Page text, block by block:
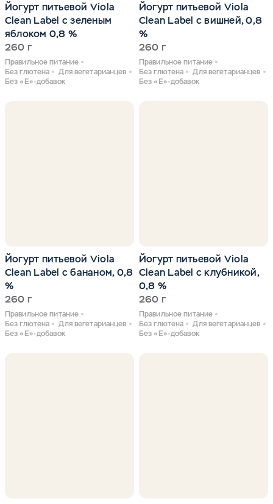
Йогурт питьевой Viola
Clean Label с зеленым
яблоком 0,8 %
260 г
Правильное питание
Без глютена
Для вегетарианцев
Без «Е»-добавок
Йогурт питьевой Viola
Clean Label с вишней, 0,8
%
260 г
Правильное питание
Без глютена
Для вегетарианцев
Без «Е»-добавок
Йогурт питьевой Viola
Clean Label с бананом, 0,8
%
260 г
Правильное питание
Без глютена
Для вегетарианцев
Без «Е»-добавок
Йогурт питьевой Viola
Clean Label с клубникой,
0,8 %
260 г
Правильное питание
Без глютена
Для вегетарианцев
Без «Е»-добавок